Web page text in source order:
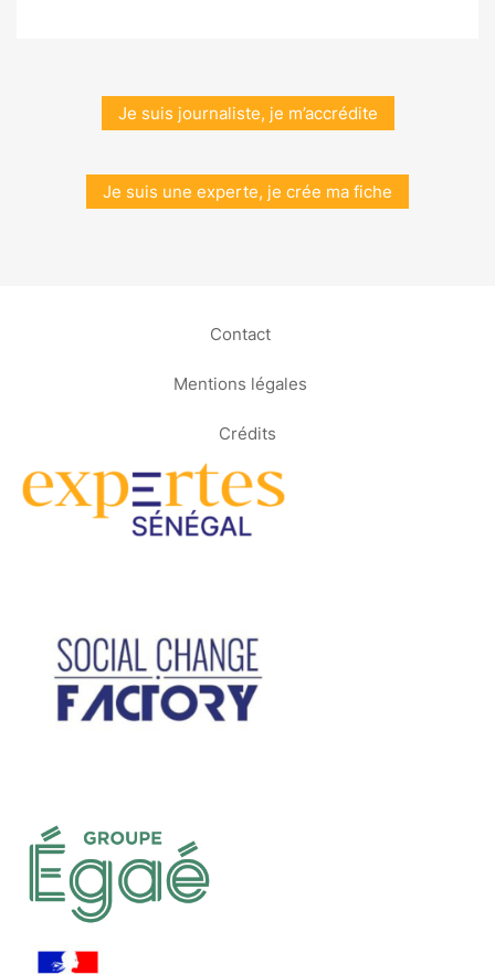
Je suis journaliste, je m’accrédite
Je suis une experte, je crée ma fiche
Contact
Mentions légales
Crédits